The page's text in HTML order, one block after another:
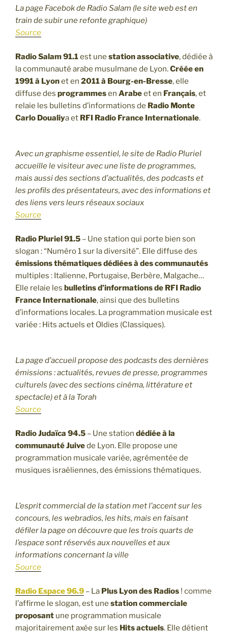
La page Facebok de Radio Salam (le site web est en
train de subir une refonte graphique)
Source
Radio Salam 91.1est une station associative, dédiée à
la communauté arabe musulmane de Lyon.Créée en
1991 à Lyonet en 2011 à Bourg-en-Bresse, elle
diffuse des programmesen Arabeet en Français, et
relaie les bulletins d’informations de Radio Monte
Carlo Doualiya et RFI Radio France Internationale.
Avec un graphisme essentiel, le site de Radio Pluriel
accueille le visiteur avec une liste de programmes,
mais aussi des sections d’actualités, des podcasts et
les profils des présentateurs, avec des informations et
des liens vers leurs réseaux sociaux
Source
Radio Pluriel 91.5 – Une station qui porte bien son
slogan : “Numéro 1 sur la diversité”. Elle diffuse des
émissions thématiquesdédiées à des communautés
multiples : Italienne, Portugaise, Berbère, Malgache…
Elle relaie les bulletins d’informations de RFI Radio
France Internationale, ainsi que des bulletins
d’informations locales. La programmation musicale est
variée : Hits actuels et Oldies (Classiques).
La page d’accueil propose des podcasts des dernières
émissions : actualités, revues de presse, programmes
culturels (avec des sections cinéma, littérature et
spectacle) et à la Torah
Source
Radio Judaïca 94.5 – Une station dédiée à la
communauté Juivede Lyon. Elle propose une
programmation musicale variée, agrémentée de
musiques israéliennes, des émissions thématiques.
L’esprit commercial de la station met l’accent sur les
concours, les webradios, les hits, mais en faisant
défiler la page on découvre que les trois quarts de
l’espace sont réservés aux nouvelles et aux
informations concernant la ville
Source
Radio Espace 96.9 – La Plus Lyon des Radios ! comme
l’affirme le slogan, est une station commerciale
proposant une programmation musicale
majoritairement axée sur les Hits actuels. Elle détient